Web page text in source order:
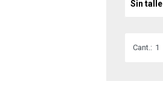
Sin talle
1